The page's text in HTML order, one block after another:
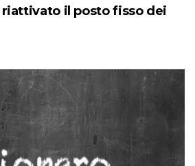
riattivato il posto fisso dei